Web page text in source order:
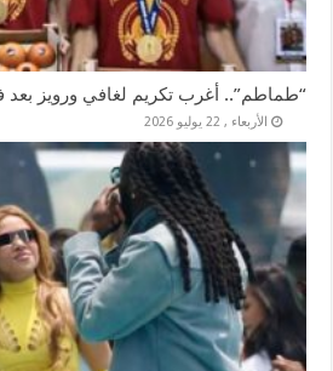
“طماطم”.. أغرب تكريم لغافي ورويز بعد
الأربعاء , 22 يوليو 2026